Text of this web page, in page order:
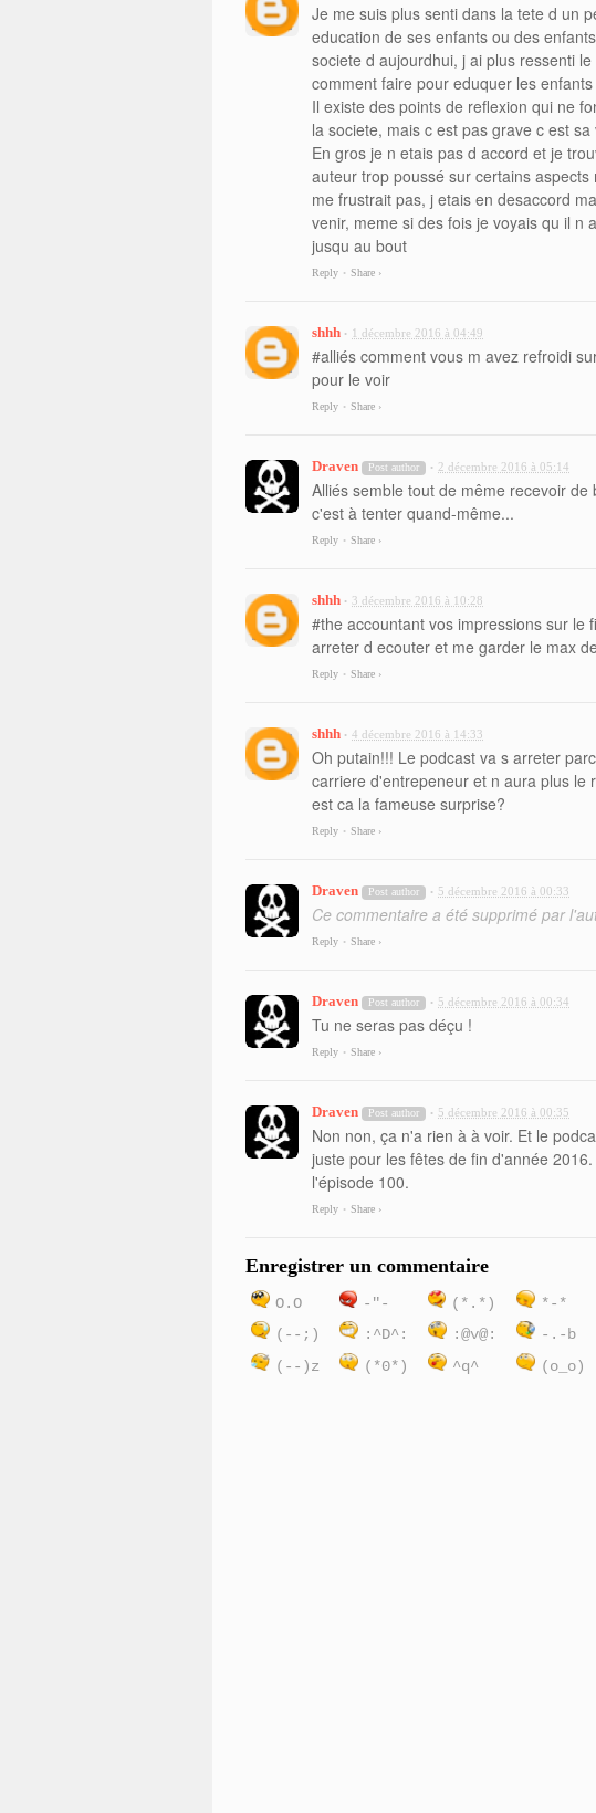
Je me suis plus senti dans la tete d un
education de ses enfants ou des
societe d aujourdhui, j ai plus ressenti
comment faire pour eduquer les
Il existe des points de reflexion qui ne
la societe, mais c est pas grave c est
En gros je n etais pas d accord et je
auteur trop poussé sur certains
me frustrait pas, j etais en desaccord
venir, meme si des fois je voyais qu il n
jusqu au bout
Reply • Share ›
shhh • 1 décembre 2016 à 04:49
#alliés comment vous m avez refroidi
pour le voir
Reply • Share ›
Draven Post author • 2 décembre 2016 à 05:14
Alliés semble tout de même recevoir
c'est à tenter quand-même...
Reply • Share ›
shhh • 3 décembre 2016 à 10:28
#the accountant vos impressions sur le
arreter d ecouter et me garder le max
Reply • Share ›
shhh • 4 décembre 2016 à 14:33
Oh putain!!! Le podcast va s arreter
carriere d'entrepeneur et n aura plus le
est ca la fameuse surprise?
Reply • Share ›
Draven Post author • 5 décembre 2016 à 00:33
Ce commentaire a été supprimé par
Reply • Share ›
Draven Post author • 5 décembre 2016 à 00:34
Tu ne seras pas déçu !
Reply • Share ›
Draven Post author • 5 décembre 2016 à 00:35
Non non, ça n'a rien à à voir. Et le
juste pour les fêtes de fin d'année
l'épisode 100.
Reply • Share ›
Enregistrer un commentaire
O.O -"- (*.*) *-*
(--;)
:^D^: :@v@: -.-b
(--)z
(*0*) ^q^ (o_o)